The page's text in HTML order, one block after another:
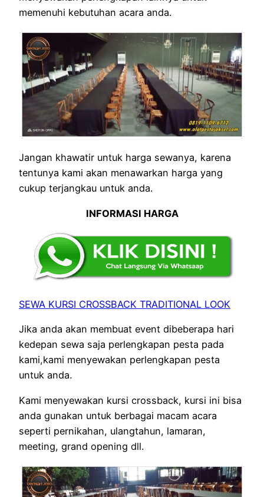
memenuhi kebutuhan acara anda.
Jangan khawatir untuk harga sewanya, karena
tentunya kami akan menawarkan harga yang
cukup terjangkau untuk anda.
INFORMASI HARGA
SEWA KURSI CROSSBACK TRADITIONAL LOOK
Jika anda akan membuat event dibeberapa hari
kedepan sewa saja perlengkapan pesta pada
kami,kami menyewakan perlengkapan pesta
untuk anda.
Kami menyewakan kursi crossback, kursi ini bisa
anda gunakan untuk berbagai macam acara
seperti pernikahan, ulangtahun, lamaran,
meeting, grand opening dll.